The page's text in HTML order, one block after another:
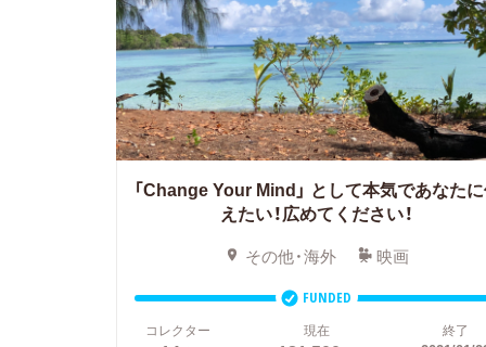
「Change Your Mind」 として本気であなた
えたい！広めてください！
その他・海外 映画
FUNDED
コレクター
現在 終了